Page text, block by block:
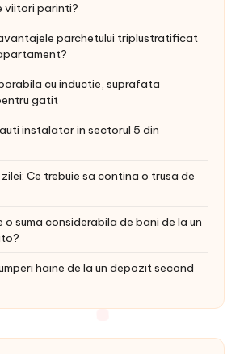
viitori parinti?
parchetului triplustratificat
cu inductie, suprafata
gatit
instalator in sectorul 5 din
Ce trebuie sa contina o trusa de
suma considerabila de bani de la un
haine de la un depozit second